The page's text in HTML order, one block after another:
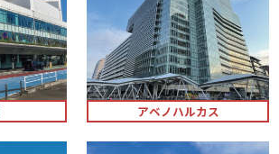
アベノハルカス